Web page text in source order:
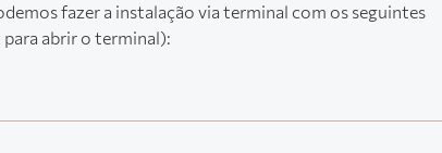
fazer a instalação via terminal com os seguintes
abrir o terminal):